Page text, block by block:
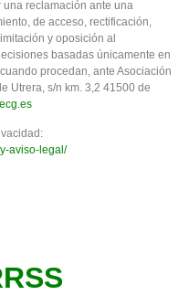
reclamación ante una
de acceso, rectificación,
y oposición al
basadas únicamente en
procedan, ante Asociación
Utrera, s/n km. 3,2 41500 de
aviso-legal/